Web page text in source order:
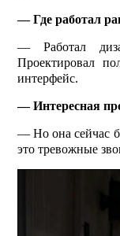
— Где работал
— Работал
Проектировал
интерфейс.
— Интересная
— Но она сейчас
это тревожные